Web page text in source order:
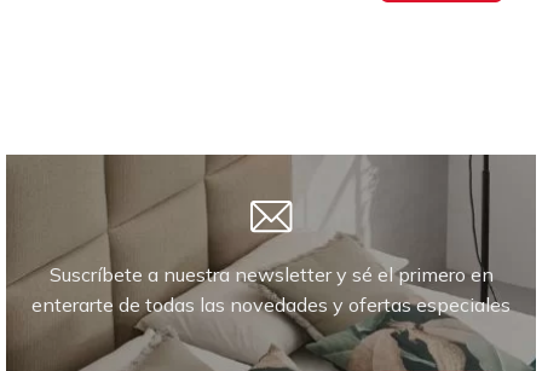
Suscríbete a nuestra newsletter y sé el primero en
enterarte de todas las novedades y ofertas especiales